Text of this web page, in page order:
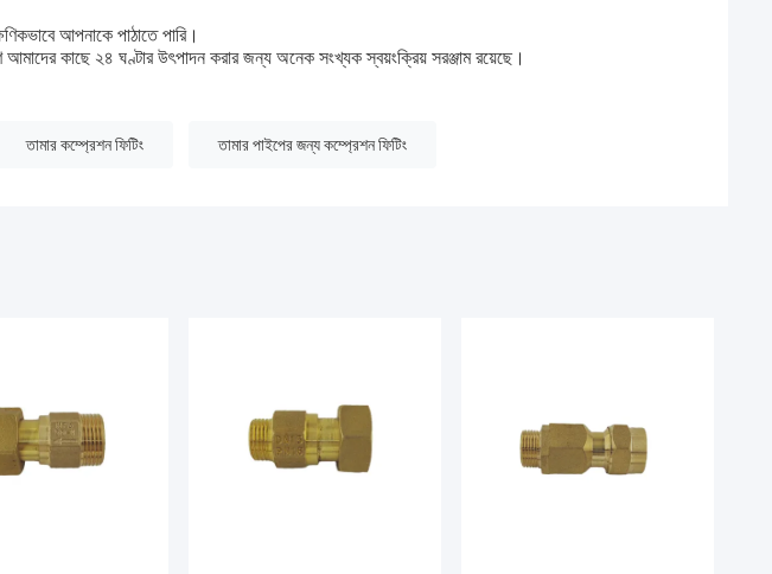
আপনাকে পাঠাতে পারি।
কাছে ২৪ ঘণ্টার উৎপাদন করার জন্য অনেক সংখ্যক স্বয়ংক্রিয় সরঞ্জাম রয়েছে।
তামার কম্প্রেশন ফিটিং তামার পাইপের জন্য কম্প্রেশন ফিটিং